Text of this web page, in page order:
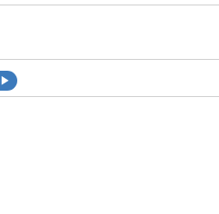
▶